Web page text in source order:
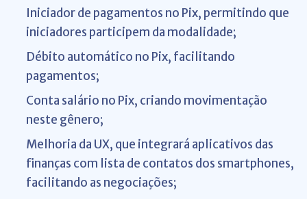
Iniciador de pagamentos no Pix, permitindo que
iniciadores participem da modalidade;
Débito automático no Pix, facilitando
pagamentos;
Conta salário no Pix, criando movimentação
neste gênero;
Melhoria da UX, que integrará aplicativos das
finanças com lista de contatos dos smartphones,
facilitando as negociações;